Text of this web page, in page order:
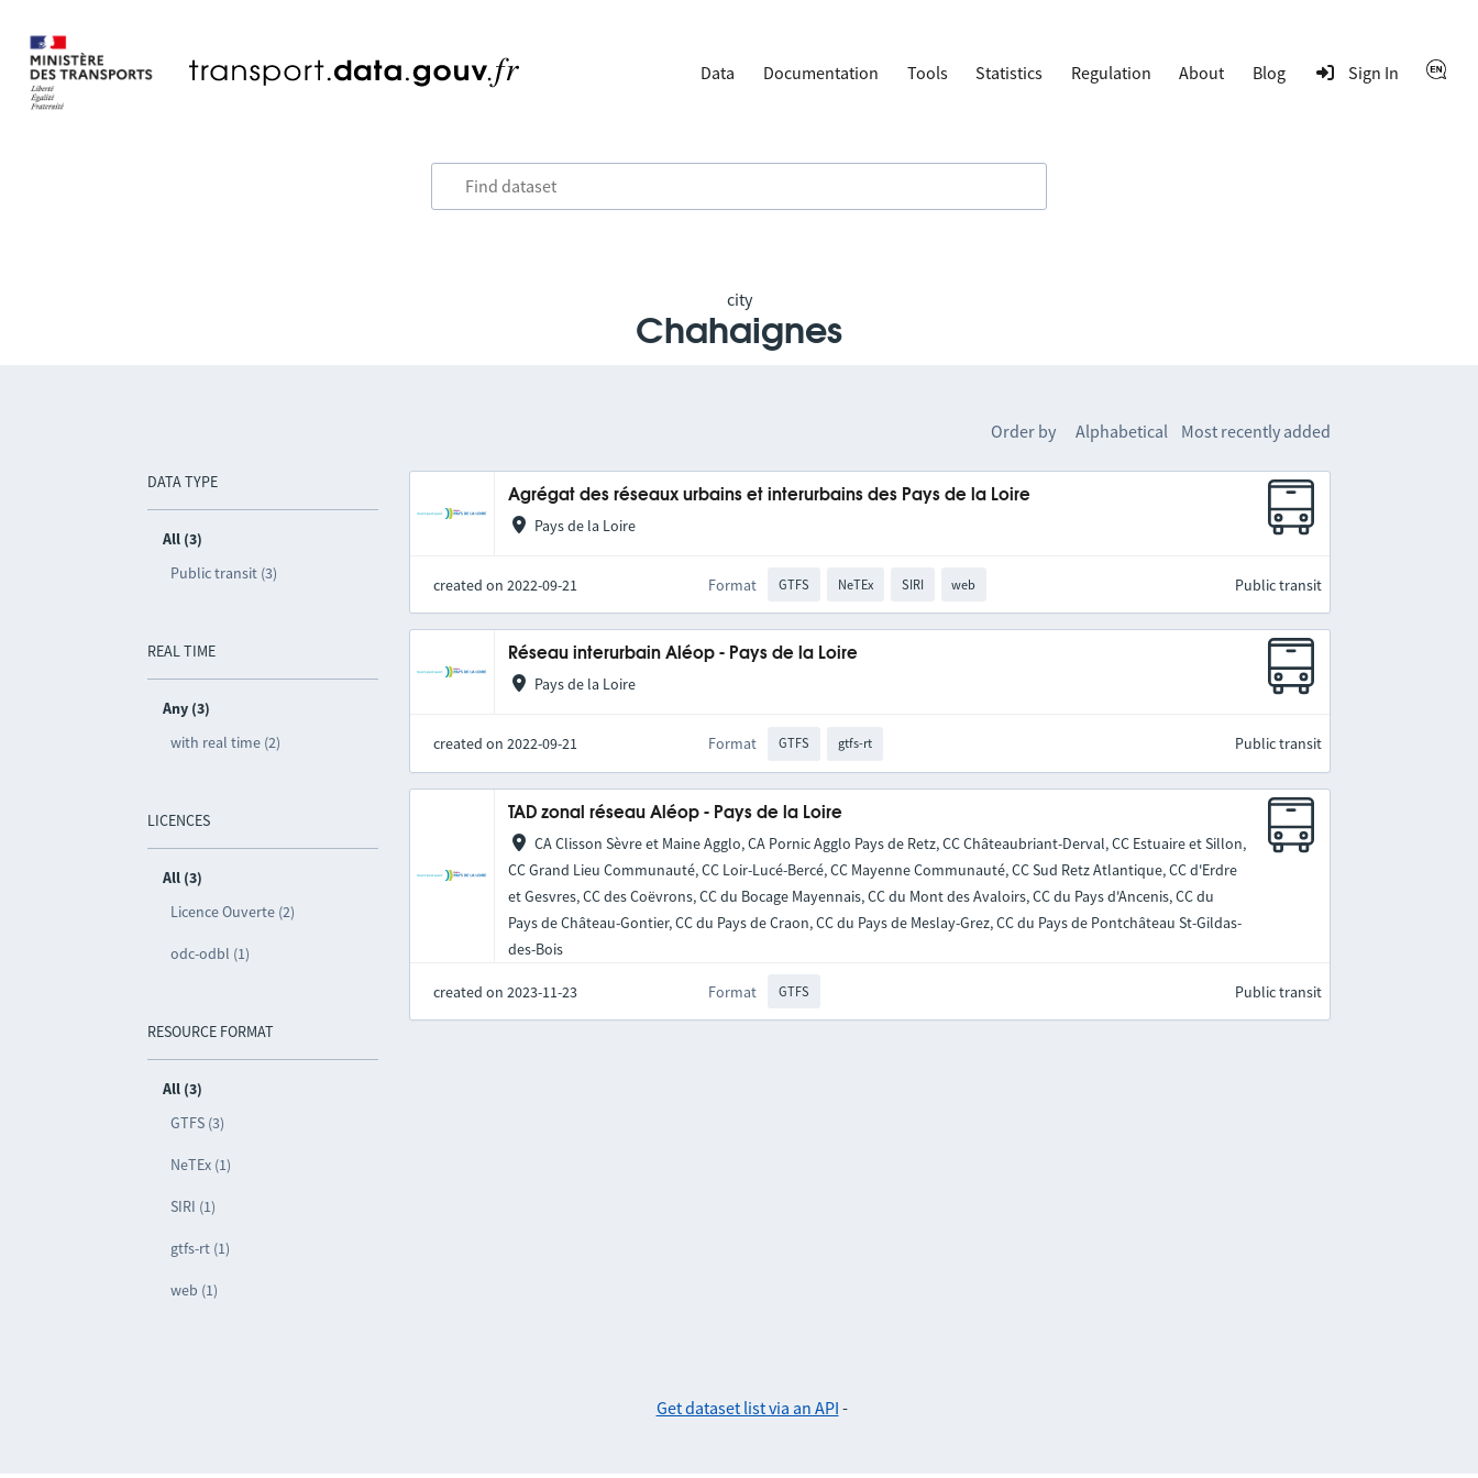
Data Documentation Tools Statistics Regulation About Blog Sign In
city
Chahaignes
DATA TYPE
All (3)
Public transit (3)
REAL TIME
Any (3)
with real time (2)
LICENCES
All (3)
Licence Ouverte (2)
odc-odbl (1)
RESOURCE FORMAT
All (3)
GTFS (3)
NeTEx (1)
SIRI (1)
gtfs-rt (1)
web (1)
Order by Alphabetical Most recently added
Agrégat des réseaux urbains et interurbains des Pays de la Loire
Pays de la Loire
created on 2022-09-21 Format GTFS NeTEx SIRI web Public transit
Réseau interurbain Aléop - Pays de la Loire
Pays de la Loire
created on 2022-09-21 Format GTFS gtfs-rt Public transit
TAD zonal réseau Aléop - Pays de la Loire
CA Clisson Sèvre et Maine Agglo, CA Pornic Agglo Pays de Retz, CC Châteaubriant-Derval, CC Estuaire et Sillon,
CC Grand Lieu Communauté, CC Loir-Lucé-Bercé, CC Mayenne Communauté, CC Sud Retz Atlantique, CC d'Erdre
et Gesvres, CC des Coëvrons, CC du Bocage Mayennais, CC du Mont des Avaloirs, CC du Pays d'Ancenis, CC du
Pays de Château-Gontier, CC du Pays de Craon, CC du Pays de Meslay-Grez, CC du Pays de Pontchâteau St-Gildas-
des-Bois
created on 2023-11-23 Format GTFS Public transit
Get dataset list via an API -